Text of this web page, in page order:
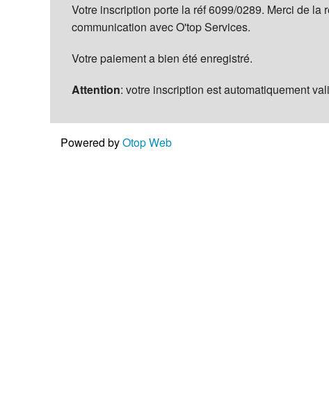
Votre inscription porte la réf 6099/0289. Merci de la
communication avec O'top Services.
Votre paiement a bien été enregistré.
Attention: votre inscription est automatiquement
Powered byOtop Web